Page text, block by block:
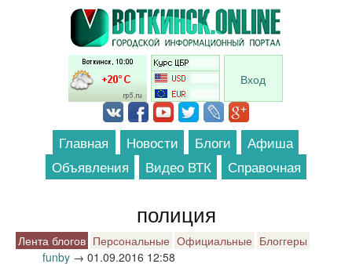
Перейти к основному содержанию
Вход
Главная Новости Блоги
Афиша
Объявления
Видео ВТК Справочная
полиция
Лента блогов Персональные Официальные Блоггеры
funby → 01.09.2016 12:58